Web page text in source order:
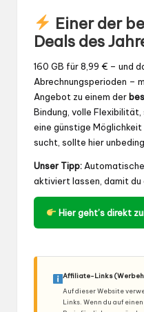
Einer der
Deals des
160 GB für 8,99 € – und
Abrechnungsperioden –
Angebot zu einem der
Bindung, volle
eine günstige
sucht, sollte hier
Unser Tipp:
aktiviert lassen, damit du
Hier geht’s direkt
Affiliate-Links
Auf dieser Website
Links. Wenn du auf